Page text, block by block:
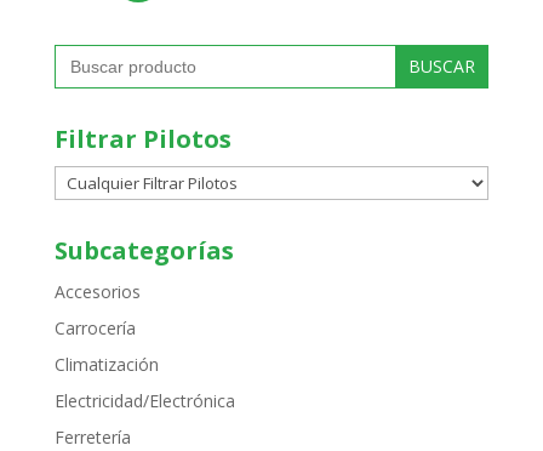
Buscar:
Filtrar Pilotos
Subcategorías
Accesorios
Carrocería
Climatización
Electricidad/Electrónica
Ferretería